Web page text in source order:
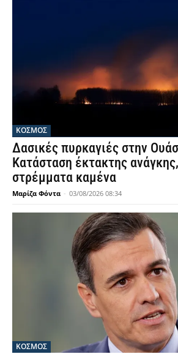
ΚΟΣΜΟΣ
Δασικές πυρκαγιές στην
Κατάσταση έκτακτης
στρέμματα καμένα
Μαρίζα Φόντα - 03/08/2026 08:34
ΚΟΣΜΟΣ